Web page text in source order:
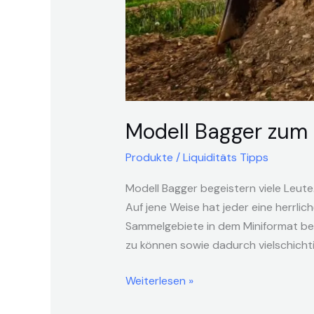
Modell Bagger
Produkte /Liquiditäts Tipps
Modell Bagger begeistern viele
Auf jene Weise hat jeder eine
Sammelgebiete in dem Miniformat
zu können sowie dadurch
Weiterlesen »